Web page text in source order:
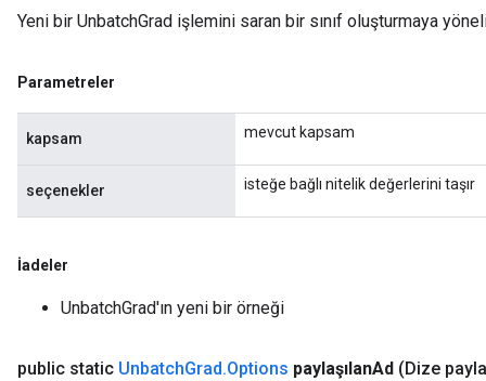
Yeni bir UnbatchGrad işlemini saran bir sınıf oluşturmaya
Parametreler
kapsam mevcut kapsam
seçenekler isteğe bağlı nitelik değerlerini taşır
İadeler
UnbatchGrad'ın yeni bir örneği
public static UnbatchGrad.Options paylaşılanAd (Dize